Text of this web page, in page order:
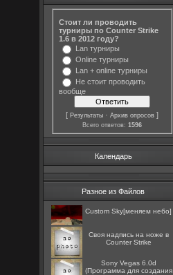
Стоит ли проводить
турниры по Counter Strike
1.6 в 2012 году?
Lan турниры
Online турниры
Lan + online турниры
Не стоит проводить
вообще
[Результаты ·Архив опросов ]
Всего ответов:1596
Календарь
Разное из Файлов
Custom Sky[меняем небо]
Cвоя надпись на ноже в
Counter Strike
Sony Vegas 6.0d
(Программа для создания